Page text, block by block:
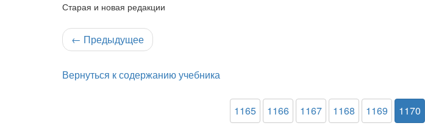
Старая и новая редакции
← Предыдущее
Вернуться к содержанию учебника
1165 1166 1167 1168 1169 1170